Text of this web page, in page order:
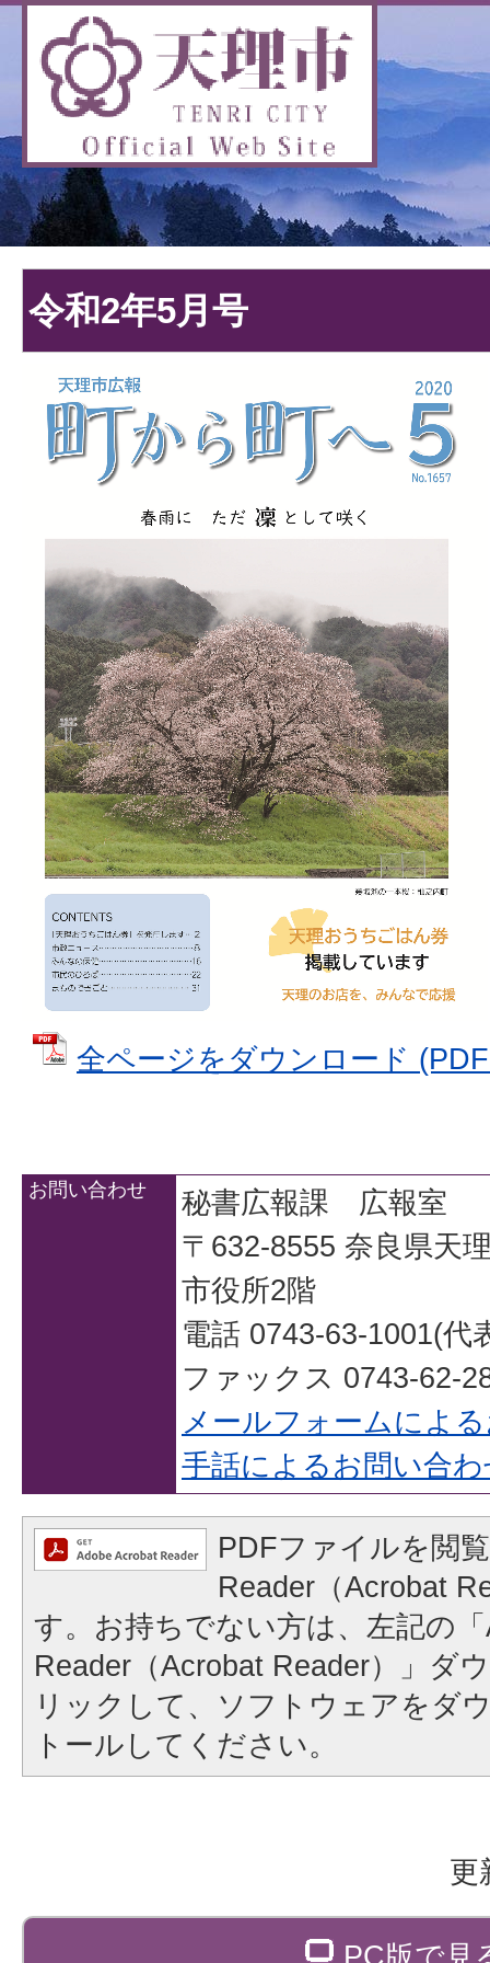
令和2年5月号
全ページをダウンロード
お問い合わせ
秘書広報課 広報室
〒632-8555 奈良県天
市役所2階
電話 0743-63-1001(代
ファックス 0743-62-
メールフォームによ
手話によるお問い合
PDFファイルを閲
Reader（Acrobat
す。お持ちでない方は、左記の
Reader（Acrobat Reader）」ダ
リックして、ソフトウェアをダ
トールしてください。
更
PC版で見